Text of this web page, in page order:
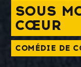
SOUS
CŒUR
COMÉDIE DE